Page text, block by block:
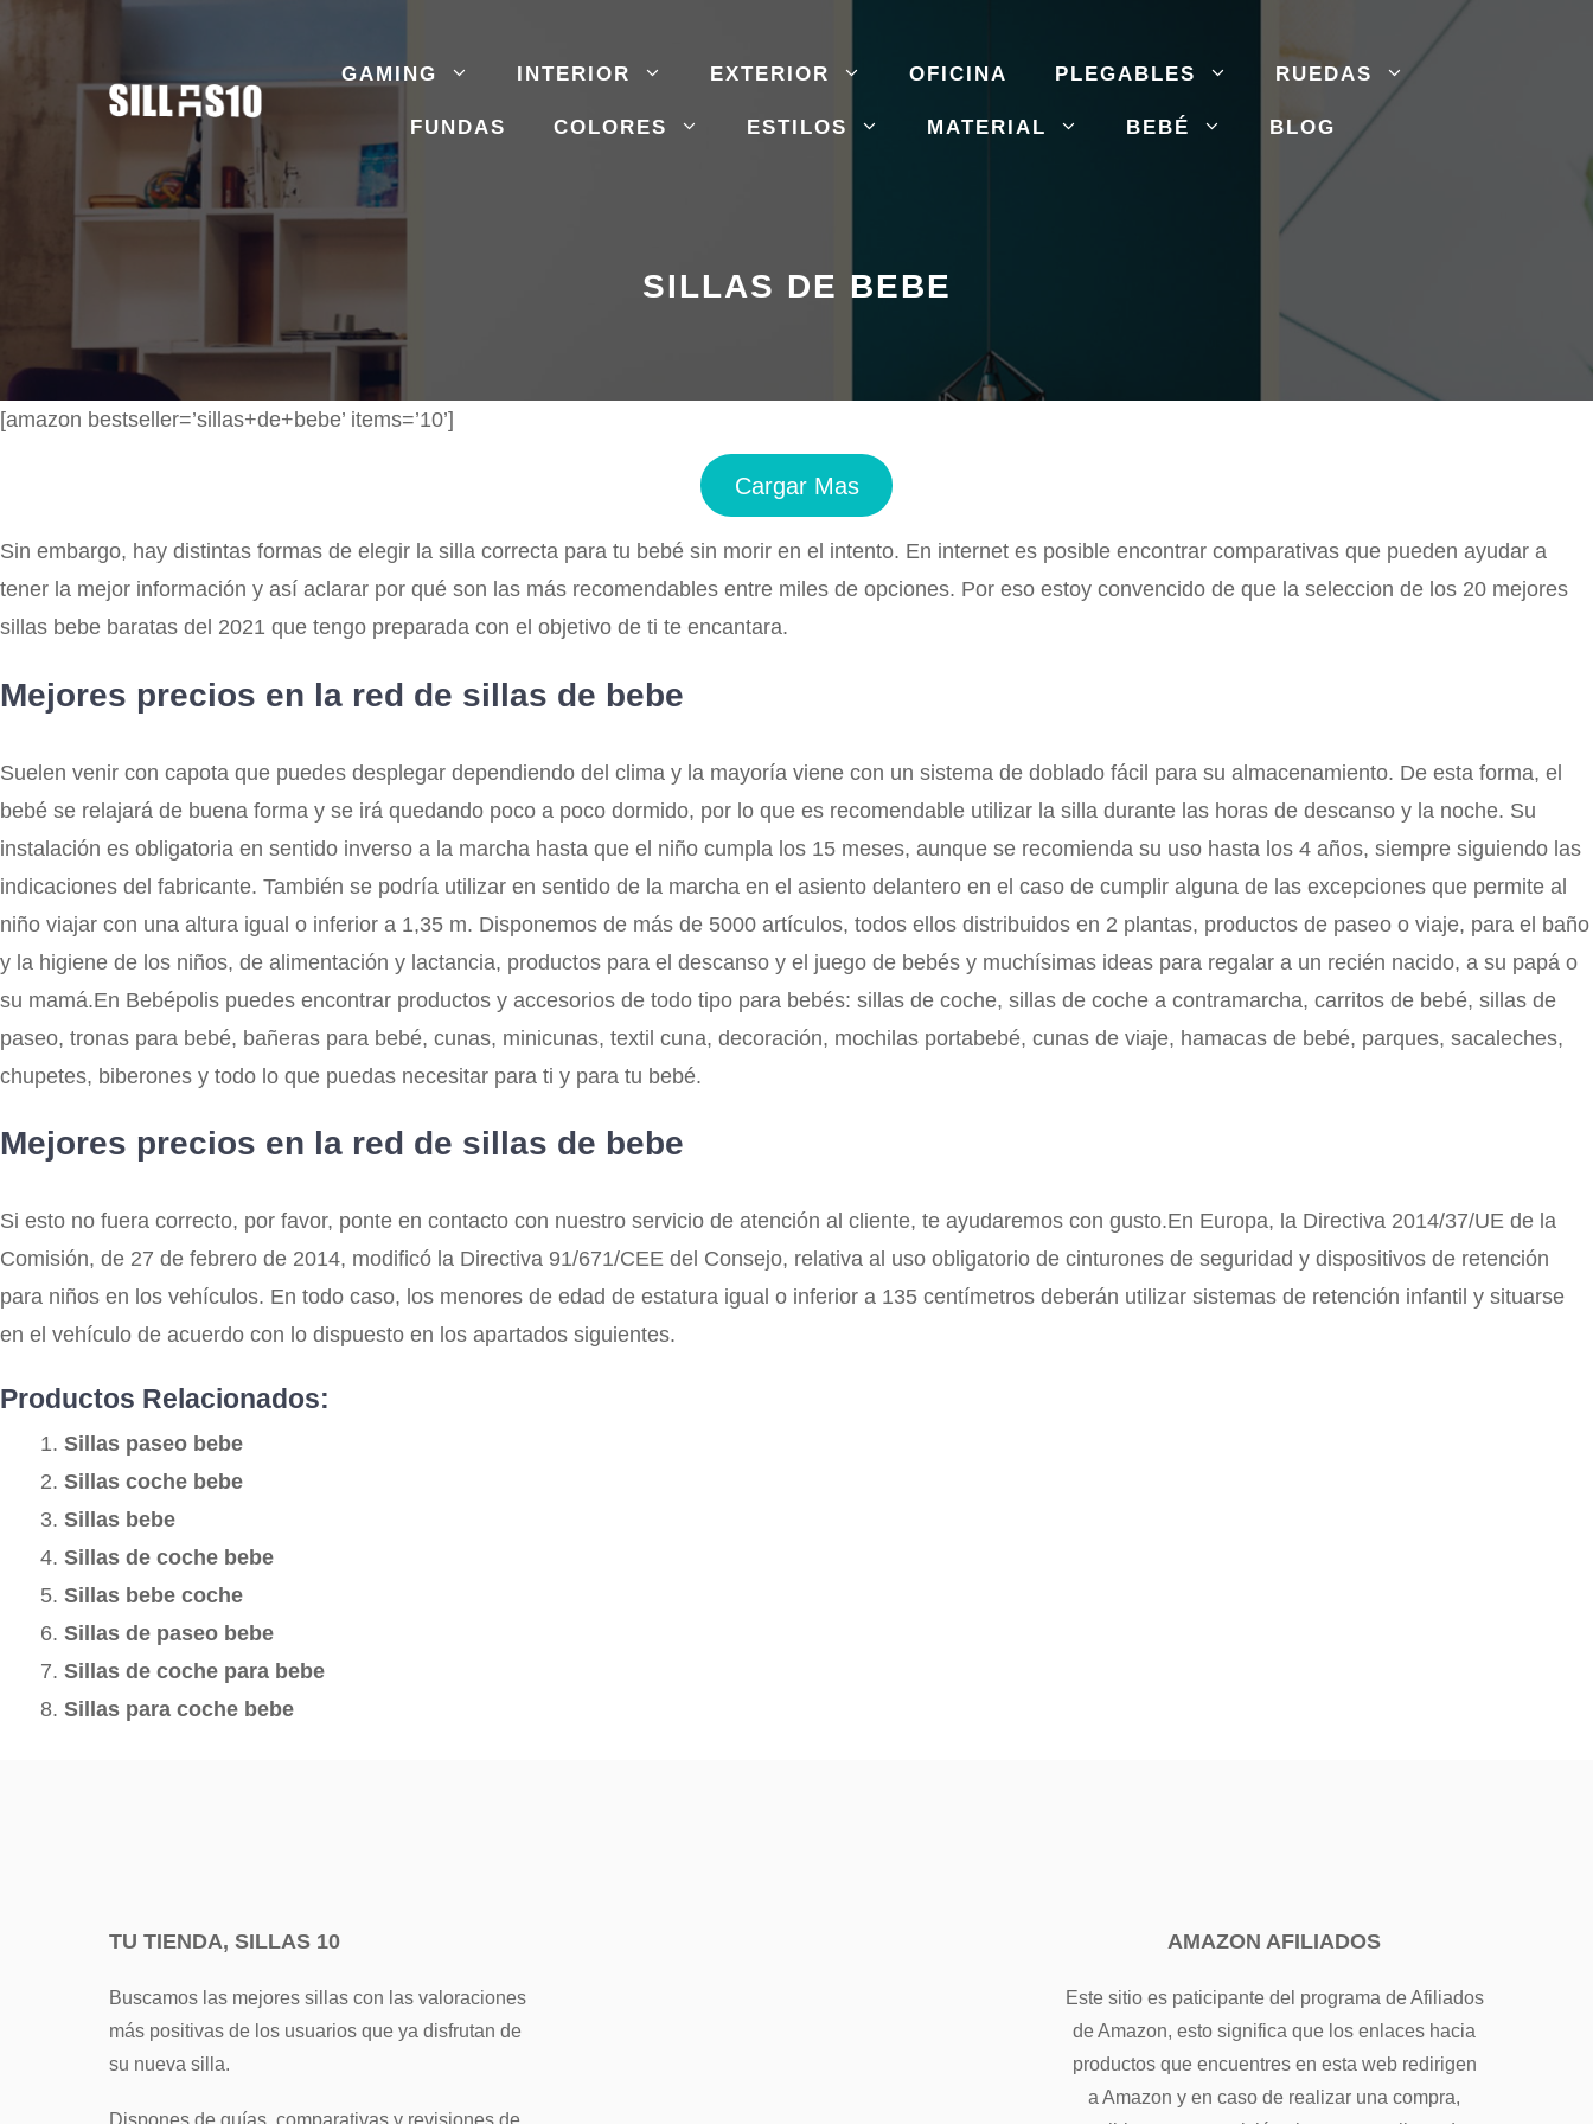
contenido
GAMING INTERIOR EXTERIOR OFICINA PLEGABLES RUEDAS
FUNDAS COLORES ESTILOS MATERIAL BEBÉ BLOG
SILLAS DE BEBE
[amazon bestseller=’sillas+de+bebe’ items=’10’]
Cargar Mas
Sin embargo, hay distintas formas de elegir la silla correcta para tu bebé sin morir en el intento. En internet es posible encontrar comparativas que pueden ayudar a
tener la mejor información y así aclarar por qué son las más recomendables entre miles de opciones. Por eso estoy convencido de que la seleccion de los 20 mejores
sillas bebe baratas del 2021 que tengo preparada con el objetivo de ti te encantara.
Mejores precios en la red de sillas de bebe
Suelen venir con capota que puedes desplegar dependiendo del clima y la mayoría viene con un sistema de doblado fácil para su almacenamiento. De esta forma, el
bebé se relajará de buena forma y se irá quedando poco a poco dormido, por lo que es recomendable utilizar la silla durante las horas de descanso y la noche. Su
instalación es obligatoria en sentido inverso a la marcha hasta que el niño cumpla los 15 meses, aunque se recomienda su uso hasta los 4 años, siempre siguiendo las
indicaciones del fabricante. También se podría utilizar en sentido de la marcha en el asiento delantero en el caso de cumplir alguna de las excepciones que permite al
niño viajar con una altura igual o inferior a 1,35 m. Disponemos de más de 5000 artículos, todos ellos distribuidos en 2 plantas, productos de paseo o viaje, para el baño
y la higiene de los niños, de alimentación y lactancia, productos para el descanso y el juego de bebés y muchísimas ideas para regalar a un recién nacido, a su papá o
su mamá.En Bebépolis puedes encontrar productos y accesorios de todo tipo para bebés: sillas de coche, sillas de coche a contramarcha, carritos de bebé, sillas de
paseo, tronas para bebé, bañeras para bebé, cunas, minicunas, textil cuna, decoración, mochilas portabebé, cunas de viaje, hamacas de bebé, parques, sacaleches,
chupetes, biberones y todo lo que puedas necesitar para ti y para tu bebé.
Mejores precios en la red de sillas de bebe
Si esto no fuera correcto, por favor, ponte en contacto con nuestro servicio de atención al cliente, te ayudaremos con gusto.En Europa, la Directiva 2014/37/UE de la
Comisión, de 27 de febrero de 2014, modificó la Directiva 91/671/CEE del Consejo, relativa al uso obligatorio de cinturones de seguridad y dispositivos de retención
para niños en los vehículos. En todo caso, los menores de edad de estatura igual o inferior a 135 centímetros deberán utilizar sistemas de retención infantil y situarse
en el vehículo de acuerdo con lo dispuesto en los apartados siguientes.
Productos Relacionados:
Sillas paseo bebe
Sillas coche bebe
Sillas bebe
Sillas de coche bebe
Sillas bebe coche
Sillas de paseo bebe
Sillas de coche para bebe
Sillas para coche bebe
TU TIENDA, SILLAS 10
Buscamos las mejores sillas con las valoraciones
más positivas de los usuarios que ya disfrutan de
su nueva silla.
AMAZON AFILIADOS
Este sitio es paticipante del programa de Afiliados
de Amazon, esto significa que los enlaces hacia
productos que encuentres en esta web redirigen
a Amazon y en caso de realizar una compra,